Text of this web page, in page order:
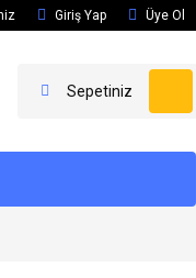
Giriş Yap Üye Ol
Sepetiniz